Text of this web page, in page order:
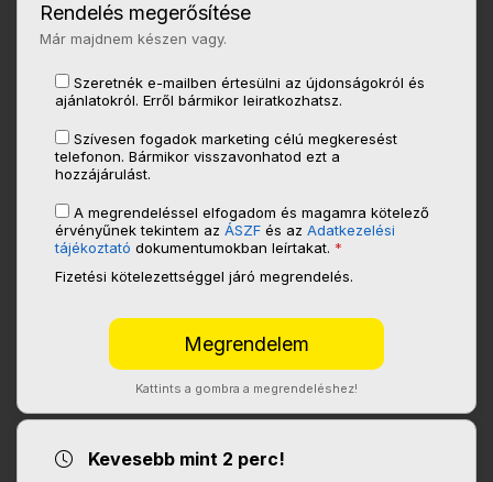
Rendelés megerősítése
Már majdnem készen vagy.
Szeretnék e-mailben értesülni az újdonságokról és
ajánlatokról. Erről bármikor leiratkozhatsz.
Szívesen fogadok marketing célú megkeresést
telefonon. Bármikor visszavonhatod ezt a
hozzájárulást.
A megrendeléssel elfogadom és magamra kötelező
érvényűnek tekintem azÁSZF és azAdatkezelési
tájékoztató dokumentumokban leírtakat. *
Fizetési kötelezettséggel járó megrendelés.
Kattints a gombra a megrendeléshez!
Kevesebb mint 2 perc!